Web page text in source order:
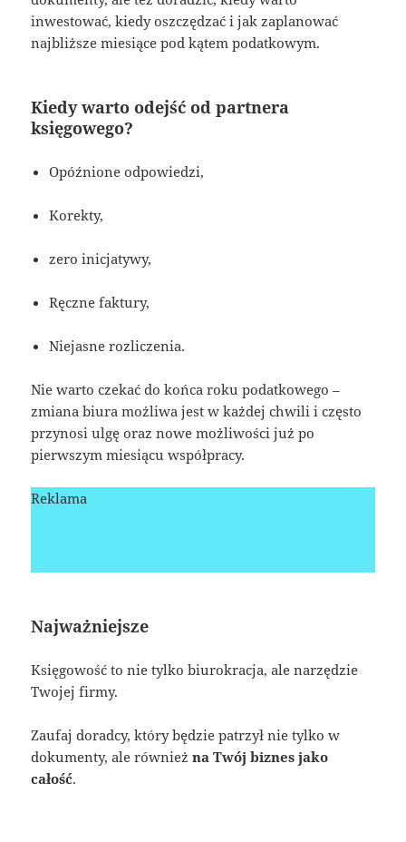
inwestować, kiedy oszczędzać i jak zaplanować
najbliższe miesiące pod kątem podatkowym.
Kiedy warto odejść od partnera
księgowego?
Opóźnione odpowiedzi,
Korekty,
zero inicjatywy,
Ręczne faktury,
Niejasne rozliczenia.
Nie warto czekać do końca roku podatkowego –
zmiana biura możliwa jest w każdej chwili i często
przynosi ulgę oraz nowe możliwości już po
pierwszym miesiącu współpracy.
Reklama
Najważniejsze
Księgowość to nie tylko biurokracja, ale narzędzie
Twojej firmy.
Zaufaj doradcy, który będzie patrzył nie tylko w
dokumenty, ale równieżna Twój biznes jako
całość.